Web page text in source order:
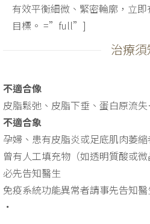
有效平衡細微、緊密輪廓，立
目標。 =”full”]
治療須
不適合像
皮脂鬆弛、皮脂下垂、蛋白原流
不適合象
孕婦、患有皮脂炎或足底肌肉萎縮
曾有人工填充物（如透明質酸或
必先告知醫生
免疫系統功能異常者請事先告知醫
．